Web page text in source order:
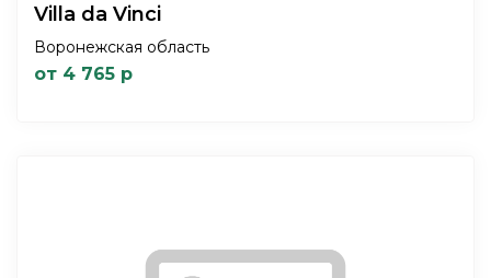
Villa da Vinci
Воронежская область
от 4 765 р